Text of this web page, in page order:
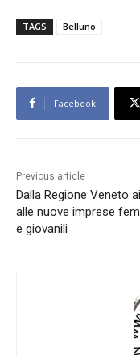
TAGS Belluno
Facebook
Previous article
Dalla Regione Veneto
alle nuove imprese
e giovanili